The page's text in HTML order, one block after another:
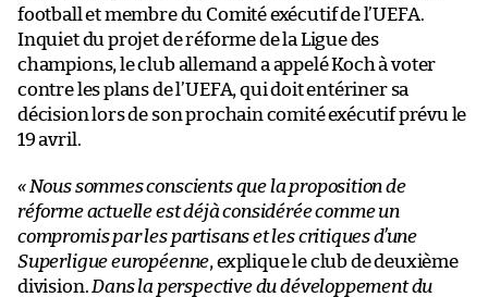
football et membre du Comité exécutif de l’UEFA.
Inquiet du projet de réforme de la Ligue des
champions, le club allemand a appelé Koch à voter
contre les plans de l’UEFA, qui doit entériner sa
décision lors de son prochain comité exécutif prévu le
19 avril.
« Nous sommes conscients que la proposition de
réforme actuelle est déjà considérée comme un
compromis par les partisans et les critiques d’une
Superligue européenne, explique le club de deuxième
division. Dans la perspective du développement du